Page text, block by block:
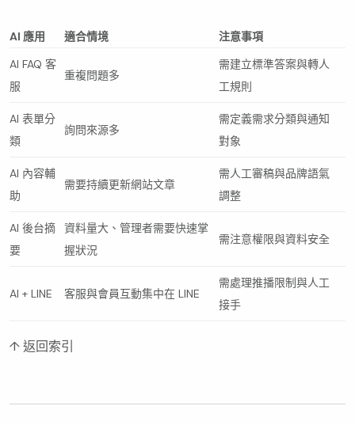
AI 應用 適合情境
注意事項
AI FAQ 客
服
重複問題多
需建立標準答案與轉人
工規則
AI 表單分
類
詢問來源多
需定義需求分類與通知
對象
AI 內容輔
助
需要持續更新網站文章
需人工審稿與品牌語氣
調整
AI 後台摘
要
資料量大、管理者需要快速掌
握狀況
需注意權限與資料安全
AI + LINE 客服與會員互動集中在 LINE
需處理推播限制與人工
接手
↑ 返回索引